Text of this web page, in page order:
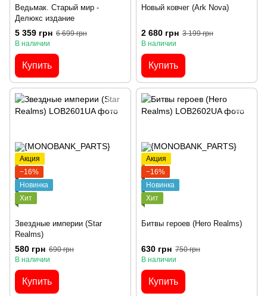
Ведьмак. Старый мир -
Делюкс издание
5 359 грн 6 699 грн
В наличии
Купить
Новый ковчег (Ark Nova)
2 680 грн 3 199 грн
В наличии
Купить
Акция
−16%
Новинка
Хит
Звездные империи (Star
Realms)
580 грн 690 грн
В наличии
Купить
Акция
−16%
Новинка
Хит
Битвы героев (Hero Realms)
630 грн 750 грн
В наличии
Купить